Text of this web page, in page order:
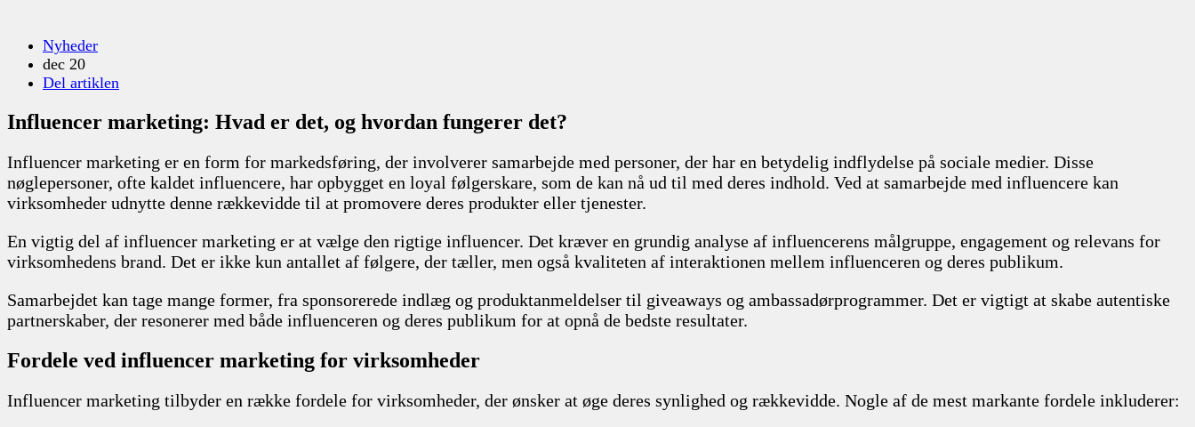
Nyheder
dec 20
Del artiklen
Influencer marketing: Hvad er det, og hvordan fungerer det?
Influencer marketing er en form for markedsføring, der involverer samarbejde med personer, der har en betydelig indflydelse på sociale medier. Disse
nøglepersoner, ofte kaldet influencere, har opbygget en loyal følgerskare, som de kan nå ud til med deres indhold. Ved at samarbejde med influencere kan
virksomheder udnytte denne rækkevidde til at promovere deres produkter eller tjenester.
En vigtig del af influencer marketing er at vælge den rigtige influencer. Det kræver en grundig analyse af influencerens målgruppe, engagement og relevans for
virksomhedens brand. Det er ikke kun antallet af følgere, der tæller, men også kvaliteten af interaktionen mellem influenceren og deres publikum.
Samarbejdet kan tage mange former, fra sponsorerede indlæg og produktanmeldelser til giveaways og ambassadørprogrammer. Det er vigtigt at skabe autentiske
partnerskaber, der resonerer med både influenceren og deres publikum for at opnå de bedste resultater.
Fordele ved influencer marketing for virksomheder
Influencer marketing tilbyder en række fordele for virksomheder, der ønsker at øge deres synlighed og rækkevidde. Nogle af de mest markante fordele inkluderer: